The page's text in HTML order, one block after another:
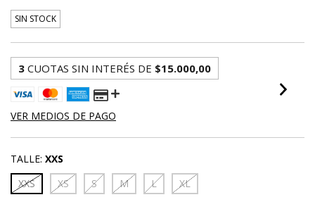
SIN STOCK
3 CUOTAS SIN INTERÉS DE $15.000,00
VER MEDIOS DE PAGO
TALLE: XXS
XXS
XS S M L XL